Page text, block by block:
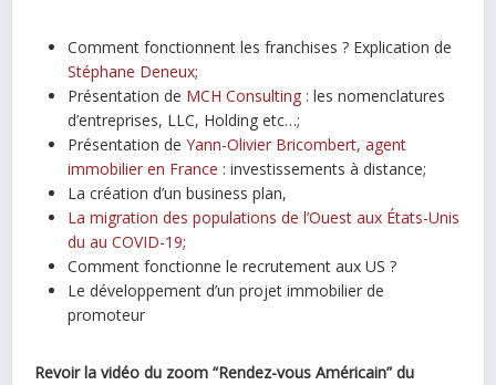
Comment fonctionnent les franchises ? Explication de
Stéphane Deneux;
Présentation de MCH Consulting : les nomenclatures
d’entreprises, LLC, Holding etc…;
Présentation deYann-Olivier Bricombert, agent
immobilier en France : investissements à distance;
La création d’un business plan,
La migration des populations de l’Ouest aux États-Unis
du au COVID-19;
Comment fonctionne le recrutement aux US ?
Le développement d’un projet immobilier de
promoteur
Revoir la vidéo du zoom “Rendez-vous Américain” du